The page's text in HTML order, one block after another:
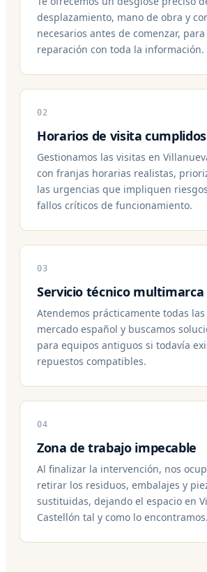
desplazamiento, mano de obra y
necesarios antes de comenzar,
reparación con toda la información.
02
Horarios de visita cumplidos
Gestionamos las visitas en
con franjas horarias realistas,
las urgencias que impliquen
fallos críticos de funcionamiento.
03
Servicio técnico multimarca
Atendemos prácticamente todas
mercado español y buscamos
para equipos antiguos si todavía
repuestos compatibles.
04
Zona de trabajo impecable
Al finalizar la intervención, nos
retirar los residuos, embalajes y
sustituidas, dejando el espacio en
Castellón tal y como lo encontramos.